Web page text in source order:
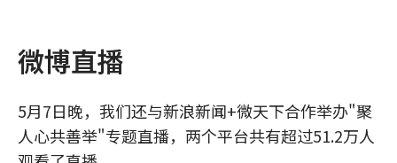
微博直播
5月7日晚，我们还与新浪新闻+微天下合作举办"聚
人心共善举"专题直播，两个平台共有超过51.2万人